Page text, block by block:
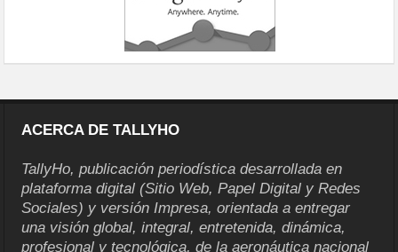
ACERCA DE TALLYHO
TallyHo, publicación periodística desarrollada en
plataforma digital (Sitio Web, Papel Digital y Redes
Sociales) y versión Impresa, orientada a entregar
una visión global, integral, entretenida, dinámica,
profesional y tecnológica, de la aeronáutica nacional